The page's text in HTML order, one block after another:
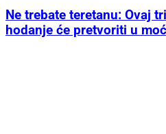
Ne trebate teretanu: Ovaj
hodanje će pretvoriti u